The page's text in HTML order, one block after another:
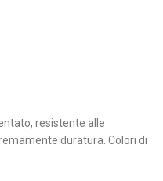
resistente alle
duratura. Colori di